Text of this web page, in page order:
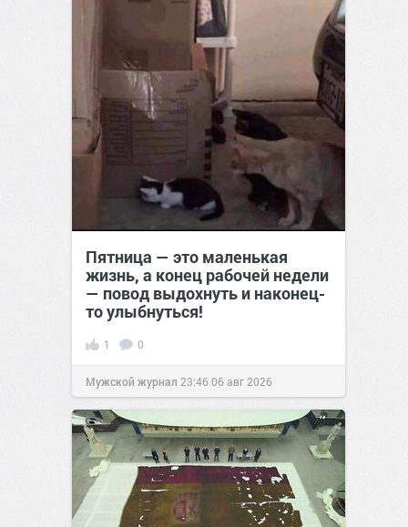
Пятница — это маленькая
жизнь, а конец рабочей недели
— повод выдохнуть и наконец-
то улыбнуться!
1 0
Мужской журнал 23:4606 авг 2026